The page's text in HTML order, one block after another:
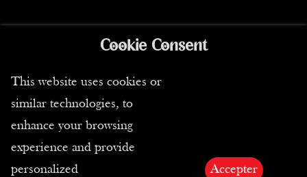
Trasporto e pagamento
Spedizione
I nostri corrieri
Modalità di pagamento
Cookie Consent
This website uses cookies or
similar technologies, to
enhance your browsing
experience and provide
personalized
Accepter